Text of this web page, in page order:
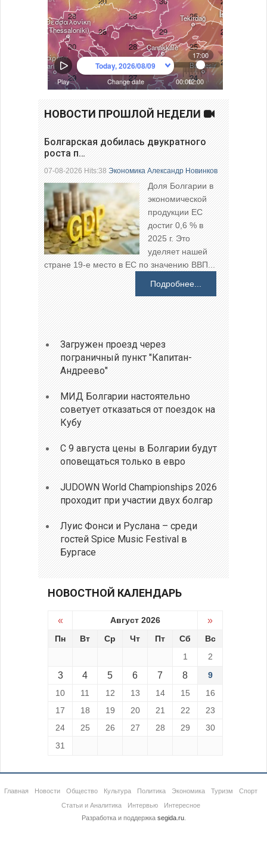
НОВОСТИ ПРОШЛОЙ НЕДЕЛИ
Болгарская добилась двукратного
роста п…
07-08-2026 Hits:38Экономика Александр Новинков
Доля Болгарии в
экономической
продукции ЕС
достиг 0,6 % в
2025 г. Это
уделяет нашей
стране 19-е место в ЕС по значению ВВП...
Подробнее...
Загружен проезд через
пограничный пункт "Капитан-
Андреево"
МИД Болгарии настоятельно
советует отказаться от поездок на
Кубу
С 9 августа цены в Болгарии будут
оповещаться только в евро
JUDOWN World Championships 2026
проходит при участии двух болгар
Луис Фонси и Руслана – среди
гостей Spice Music Festival в
Бургасе
НОВОСТНОЙ КАЛЕНДАРЬ
« Август 2026 »
Пн Вт Ср Чт Пт Сб
Вс
1
2
3 4 5 6 7 8
9
10
11 12 13 14 15
16
17
18 19 20 21 22
23
24
25 26 27 28 29
30
31
Главная Новости Общество Культура Политика Экономика Туризм
Спорт
Статьи и Аналитика
Интервью
Интересное
Разработка и поддержка segida.ru.